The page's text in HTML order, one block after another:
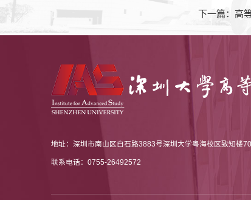
下一篇：高
地址：深圳市南山区白石路3883号深圳大学粤海校区致知楼
联系电话：0755-26492572